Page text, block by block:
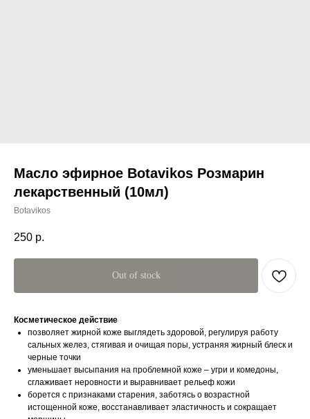
Масло эфирное Botavikos Розмарин
лекарственный (10мл)
Botavikos
250 р.
Out of stock
Косметическое действие
позволяет жирной коже выглядеть здоровой, регулируя работу
сальных желез, стягивая и очищая поры, устраняя жирный блеск и
черные точки
уменьшает высыпания на проблемной коже – угри и комедоны,
сглаживает неровности и выравнивает рельеф кожи
борется с признаками старения, заботясь о возрастной
истощенной коже, восстанавливает эластичность и сокращает